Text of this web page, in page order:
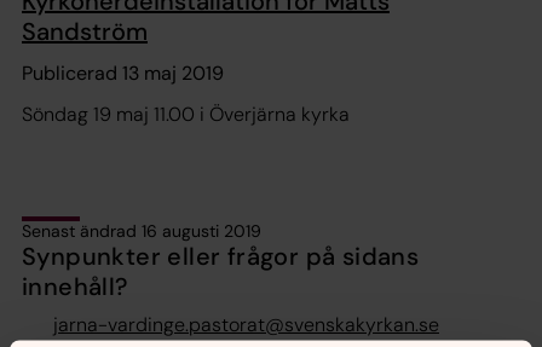
Sandström
Publicerad 13 maj 2019
Söndag 19 maj 11.00 i Överjärna kyrka
Senast ändrad 16 augusti 2019
Synpunkter eller frågor på sidans
innehåll?
jarna-vardinge.pastorat@svenskakyrkan.se